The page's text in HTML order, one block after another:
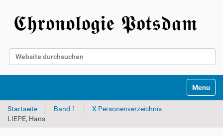
Website durchsuchen
Toggle
Startseite Band 1
X Personenverzeichnis
LIEPE, Hans